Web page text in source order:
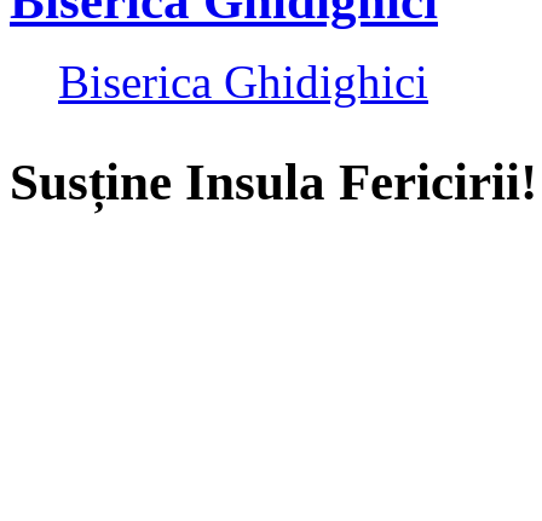
Biserica Ghidighici
Susține Insula Fericirii!